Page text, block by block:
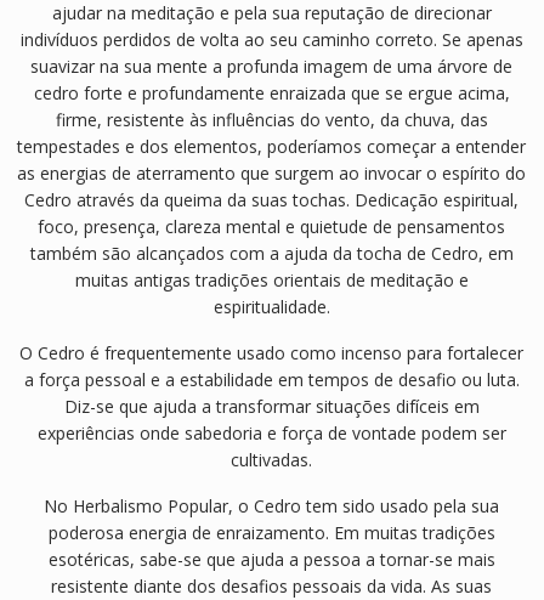
ajudar na meditação e pela sua reputação de direcionar
indivíduos perdidos de volta ao seu caminho correto. Se apenas
suavizar na sua mente a profunda imagem de uma árvore de
cedro forte e profundamente enraizada que se ergue acima,
firme, resistente às influências do vento, da chuva, das
tempestades e dos elementos, poderíamos começar a entender
as energias de aterramento que surgem ao invocar o espírito do
Cedro através da queima da suas tochas. Dedicação espiritual,
foco, presença, clareza mental e quietude de pensamentos
também são alcançados com a ajuda da tocha de Cedro, em
muitas antigas tradições orientais de meditação e
espiritualidade.
O Cedro é frequentemente usado como incenso para fortalecer
a força pessoal e a estabilidade em tempos de desafio ou luta.
Diz-se que ajuda a transformar situações difíceis em
experiências onde sabedoria e força de vontade podem ser
cultivadas.
No Herbalismo Popular, o Cedro tem sido usado pela sua
poderosa energia de enraizamento. Em muitas tradições
esotéricas, sabe-se que ajuda a pessoa a tornar-se mais
resistente diante dos desafios pessoais da vida. As suas